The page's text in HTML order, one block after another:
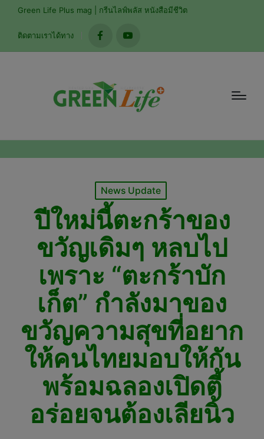
Green Life Plus mag | กรีนไลฟ์พลัส หนังสือมีชีวิต
ติดตามเราได้ทาง
facebookyoutube
Posted
News Update
ปีใหม่นี้ตะกร้าของ
ขวัญเดิมๆ หลบไป
เพราะ “ตะกร้าบัก
เก็ต” กำลังมาของ
ขวัญความสุขที่อยาก
ให้คนไทยมอบให้กัน
พร้อมฉลองเปิดตี้
อร่อยจนต้องเลียนิ้ว